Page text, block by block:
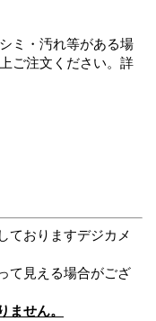
ミ・汚れ等がある場
ご注文ください。詳
ておりますデジカメ
て見える場合がござ
ません。